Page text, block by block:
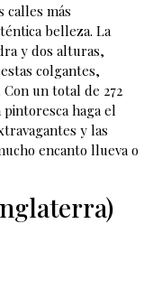
calles más
belleza. La
y dos alturas,
colgantes,
un total de 272
haga el
y las
encanto llueva o